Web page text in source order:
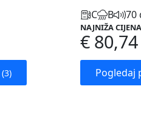
(3)
C B 70
NAJNIŽA CIJENA
€ 80,74
Pogledaj